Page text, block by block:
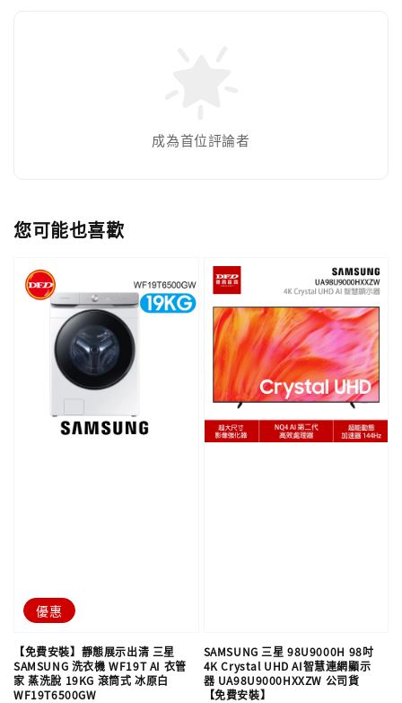
成為首位評論者
您可能也喜歡
優惠
【免費安裝】靜態展示出清 三星
SAMSUNG 洗衣機 WF19T AI 衣管
家 蒸洗脫 19KG 滾筒式 冰原白
WF19T6500GW
SAMSUNG 三星 98U9000H 98吋
4K Crystal UHD AI智慧連網顯示
器 UA98U9000HXXZW 公司貨
【免費安裝】